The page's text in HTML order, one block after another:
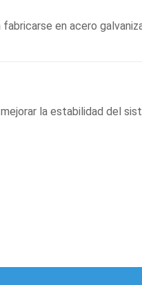
en acero
la estabilidad del